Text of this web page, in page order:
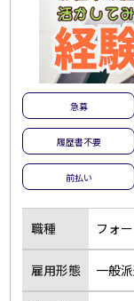
急募
履歴書不要
前払い
職種 フォ
雇用形態 一般